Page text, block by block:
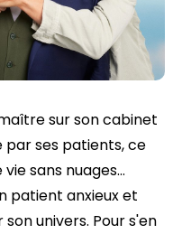
sur son cabinet
par ses patients, ce
sans nuages…
patient anxieux et
univers. Pour s'en